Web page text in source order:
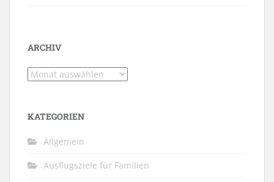
ARCHIV
Archiv
KATEGORIEN
Allgemein
Ausflugsziele für Familien